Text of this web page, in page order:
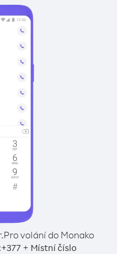
Pro volání do Monako
+377 + Místní číslo